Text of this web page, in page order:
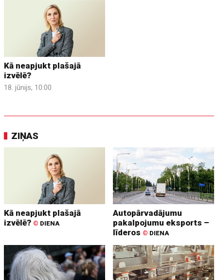
Kā neapjukt plašajā
izvēlē?
18. jūnijs, 10:00
ZIŅAS
Kā neapjukt plašajā
izvēlē? © DIENA
Autopārvadājumu
pakalpojumu eksports –
līderos © DIENA